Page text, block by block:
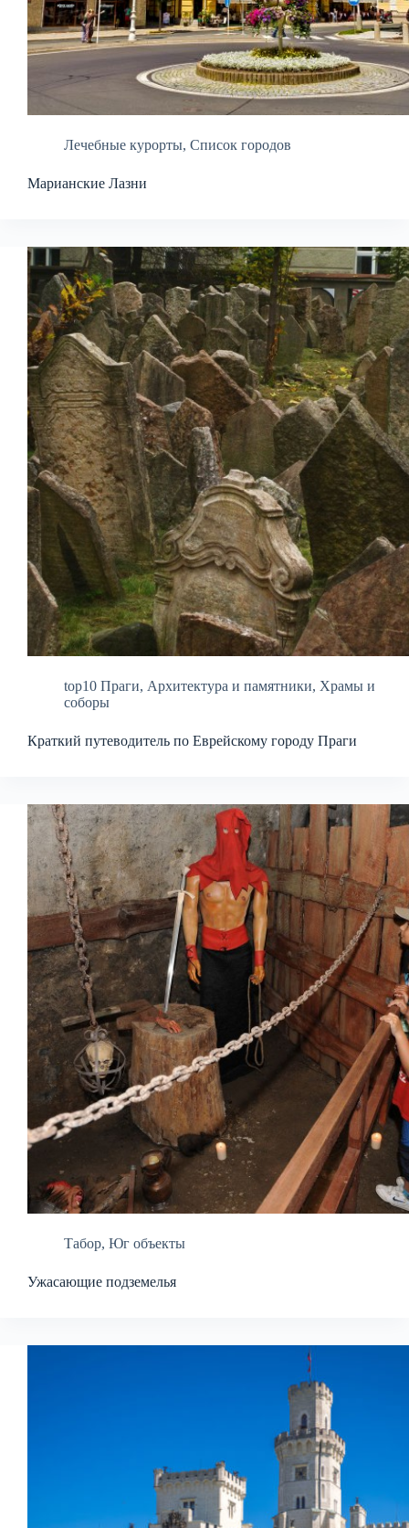
Лечебные курорты, Список городов
Марианские Лазни
top10 Праги, Архитектура и памятники, Храмы и
соборы
Краткий путеводитель по Еврейскому городу Праги
Табор, Юг объекты
Ужасающие подземелья